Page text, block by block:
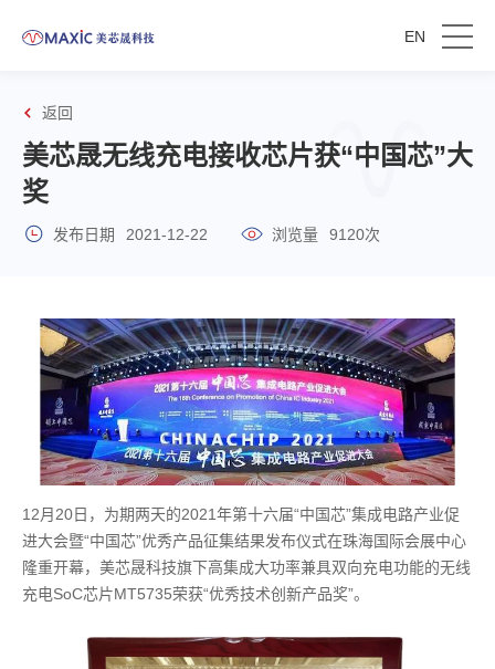
EN
返回
美芯晟无线充电接收芯片获“中国芯”大
奖
发布日期 2021-12-22 浏览量 9120次
12月20日，为期两天的2021年第十六届“中国芯”集成电路产业促
进大会暨“中国芯”优秀产品征集结果发布仪式在珠海国际会展中心
隆重开幕，美芯晟科技旗下高集成大功率兼具双向充电功能的无线
充电SoC芯片MT5735荣获“优秀技术创新产品奖”。